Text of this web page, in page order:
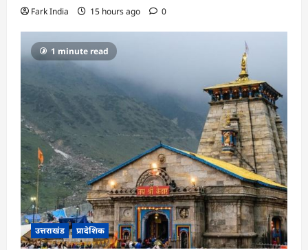
Fark India 15 hours ago 0
1 minute read
उत्तराखंड प्रादेशिक